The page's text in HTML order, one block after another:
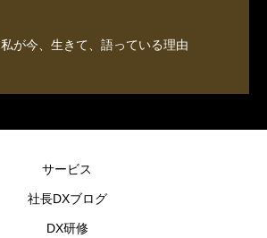
私が今、生きて、語っている理由
サービス
社長DXブログ
DX研修